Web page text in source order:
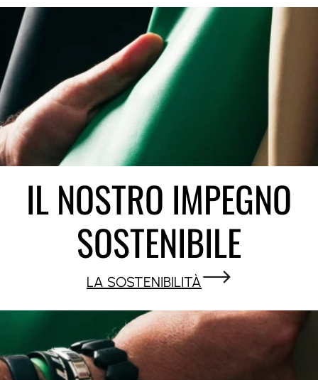
IL NOSTRO IMPEGNO
SOSTENIBILE
LA SOSTENIBILITÀ